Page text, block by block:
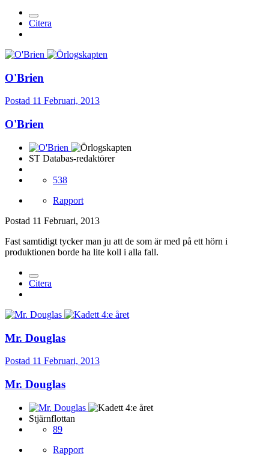
Citera
O'Brien
Postad 11 Februari, 2013
O'Brien
ST Databas-redaktörer
538
Rapport
Postad 11 Februari, 2013
Fast samtidigt tycker man ju att de som är med på ett hörn i
produktionen borde ha lite koll i alla fall.
Citera
Mr. Douglas
Postad 11 Februari, 2013
Mr. Douglas
Stjärnflottan
89
Rapport